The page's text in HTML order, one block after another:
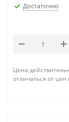
Достаточно
Цена
отличаться от